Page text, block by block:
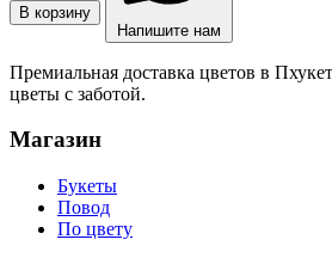
В корзину
Напишите нам
Премиальная доставка цветов в
цветы с заботой.
Магазин
Букеты
Повод
По цвету